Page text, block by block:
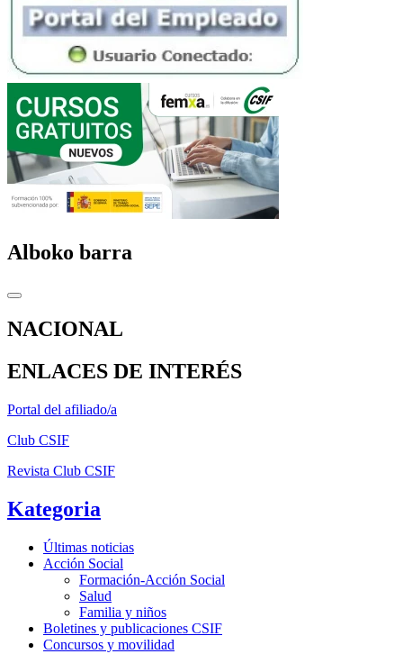
Alboko barra
NACIONAL
ENLACES DE INTERÉS
Portal del afiliado/a
Club CSIF
Revista Club CSIF
Kategoria
Últimas noticias
Acción Social
Formación-Acción Social
Salud
Familia y niños
Boletines y publicaciones CSIF
Concursos y movilidad